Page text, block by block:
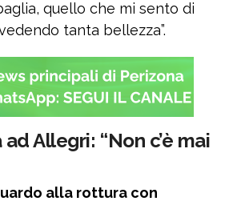
quello che mi sento di
tanta bellezza”.
Allegri: “Non c’è mai
alla rottura con